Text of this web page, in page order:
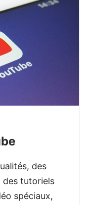
des
des tutoriels
spéciaux,